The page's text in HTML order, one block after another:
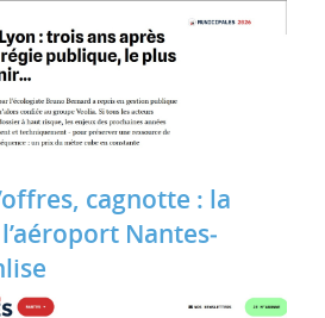
cagnotte : la
Nantes‐